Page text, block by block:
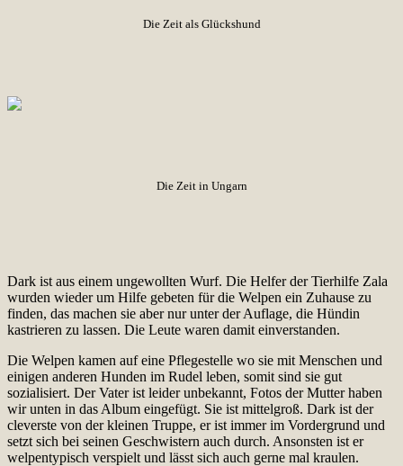
Die Zeit als Glückshund
Die Zeit in Ungarn
Dark ist aus einem ungewollten Wurf. Die Helfer der Tierhilfe Zala
wurden wieder um Hilfe gebeten für die Welpen ein Zuhause zu
finden, das machen sie aber nur unter der Auflage, die Hündin
kastrieren zu lassen. Die Leute waren damit einverstanden.
Die Welpen kamen auf eine Pflegestelle wo sie mit Menschen und
einigen anderen Hunden im Rudel leben, somit sind sie gut
sozialisiert. Der Vater ist leider unbekannt, Fotos der Mutter haben
wir unten in das Album eingefügt. Sie ist mittelgroß. Dark ist der
cleverste von der kleinen Truppe, er ist immer im Vordergrund und
setzt sich bei seinen Geschwistern auch durch. Ansonsten ist er
welpentypisch verspielt und lässt sich auch gerne mal kraulen.